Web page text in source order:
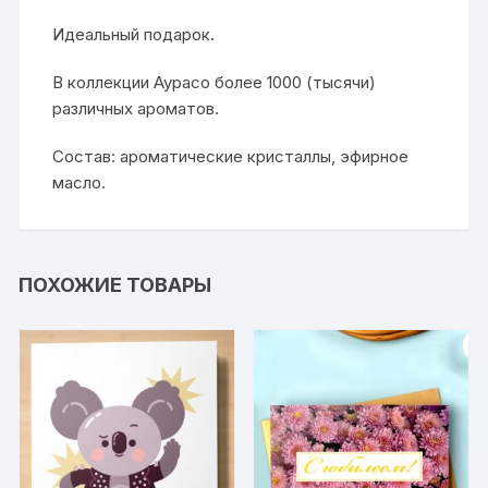
Идеальный подарок.
В коллекции Аурасо более 1000 (тысячи)
различных ароматов.
Состав: ароматические кристаллы, эфирное
масло.
ПОХОЖИЕ ТОВАРЫ